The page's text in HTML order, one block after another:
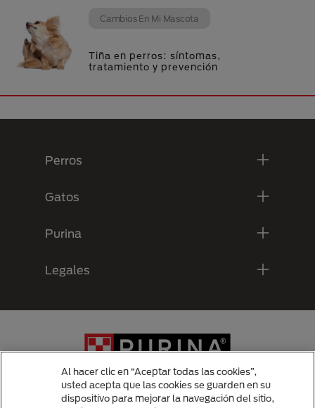
Cambios En Mi Mascota
Tiña en perros: síntomas,
tratamiento y prevención
Perros
Gatos
Purina
Legales
Al hacer clic en “Aceptar todas las cookies”,
usted acepta que las cookies se guarden en su
dispositivo para mejorar la navegación del sitio,